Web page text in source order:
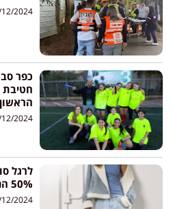
2024
כפר
חטיבת
2024
לרגל
50% הנחה ב GOLBARY
2024